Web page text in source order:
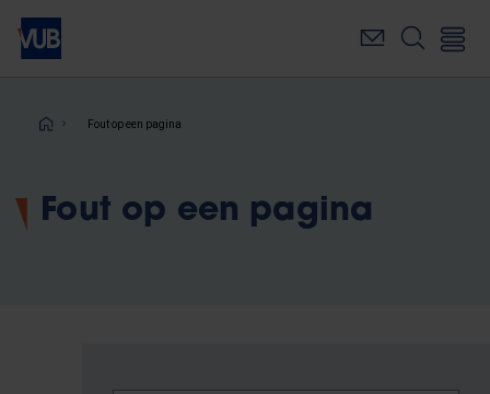
Overslaan
naar
inhoudKruimelpad
Fout op een pagina
Fout op een pagina